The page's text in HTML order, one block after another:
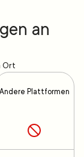
an
Ort
Andere Plattformen